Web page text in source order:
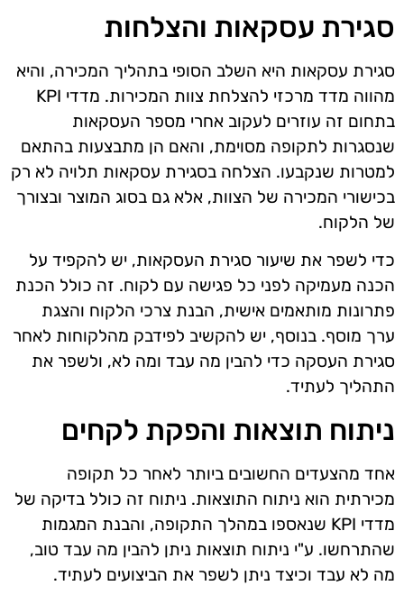
סגירת עסקאות והצלחות
סגירת עסקאות היא השלב הסופי בתהליך המכירה, והיא
מהווה מדד מרכזי להצלחת צוות המכירות. מדדי KPI
בתחום זה עוזרים לעקוב אחרי מספר העסקאות
שנסגרות לתקופה מסוימת, והאם הן מתבצעות בהתאם
למטרות שנקבעו. הצלחה בסגירת עסקאות תלויה לא רק
בכישורי המכירה של הצוות, אלא גם בסוג המוצר ובצורך
של הלקוח.
כדי לשפר את שיעור סגירת העסקאות, יש להקפיד על
הכנה מעמיקה לפני כל פגישה עם לקוח. זה כולל הכנת
פתרונות מותאמים אישית, הבנת צרכי הלקוח והצגת
ערך מוסף. בנוסף, יש להקשיב לפידבק מהלקוחות לאחר
סגירת העסקה כדי להבין מה עבד ומה לא, ולשפר את
התהליך לעתיד.
ניתוח תוצאות והפקת לקחים
אחד מהצעדים החשובים ביותר לאחר כל תקופה
מכירתית הוא ניתוח התוצאות. ניתוח זה כולל בדיקה של
מדדי KPI שנאספו במהלך התקופה, והבנת המגמות
שהתרחשו. ע"י ניתוח תוצאות ניתן להבין מה עבד טוב,
מה לא עבד וכיצד ניתן לשפר את הביצועים לעתיד.